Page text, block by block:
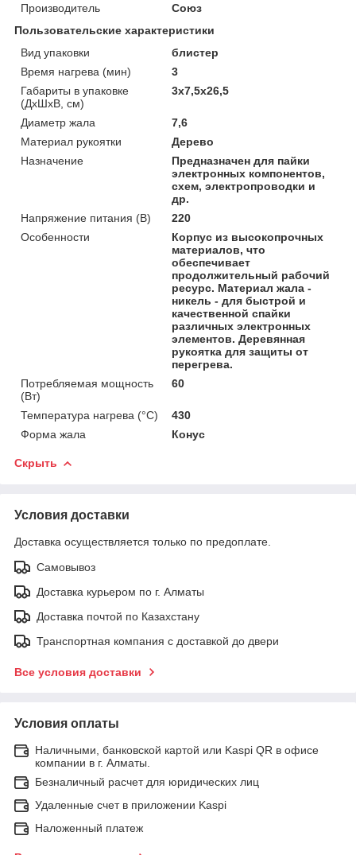
Производитель
Союз
Пользовательские характеристики
Вид упаковки
блистер
Время нагрева (мин)
3
Габариты в упаковке
(ДхШхВ, см)
3x7,5x26,5
Диаметр жала
7,6
Материал рукоятки
Дерево
Назначение
Предназначен для пайки
электронных компонентов,
схем, электропроводки и
др.
Напряжение питания (В)
220
Особенности
Корпус из высокопрочных
материалов, что
обеспечивает
продолжительный рабочий
ресурс. Материал жала -
никель - для быстрой и
качественной спайки
различных электронных
элементов. Деревянная
рукоятка для защиты от
перегрева.
Потребляемая мощность
(Вт)
60
Температура нагрева (°C)
430
Форма жала
Конус
Скрыть
Условия доставки
Доставка осуществляется только по предоплате.
Самовывоз
Доставка курьером по г. Алматы
Доставка почтой по Казахстану
Транспортная компания с доставкой до двери
Все условия доставки
Условия оплаты
Наличными, банковской картой или Kaspi QR в офисе
компании в г. Алматы.
Безналичный расчет для юридических лиц
Удаленные счет в приложении Kaspi
Наложенный платеж